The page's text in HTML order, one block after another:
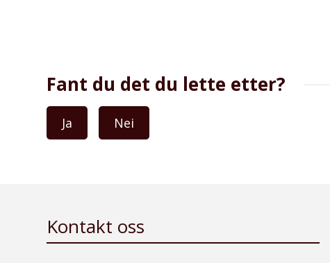
Fant du det du lette etter?
Ja Nei
Kontakt oss